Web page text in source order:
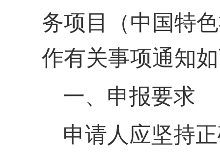
务项目（中国特
作有关事项通知
一、申报要求
申请人应坚持